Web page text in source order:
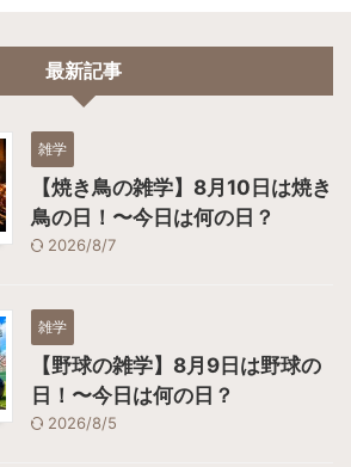
最新記事
雑学
【焼き鳥の雑学】8月10日は焼き
鳥の日！〜今日は何の日？
2026/8/7
雑学
【野球の雑学】8月9日は野球の
日！〜今日は何の日？
2026/8/5